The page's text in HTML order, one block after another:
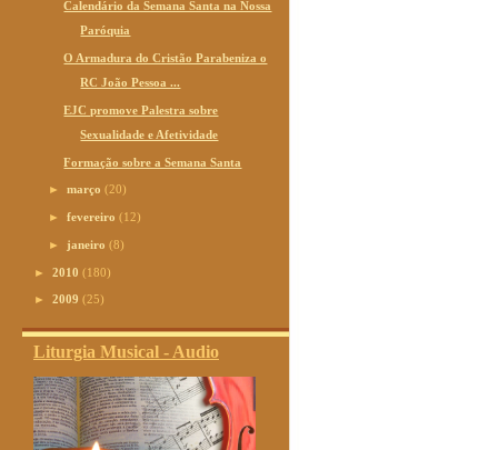
Calendário da Semana Santa na Nossa
Paróquia
O Armadura do Cristão Parabeniza o
RC João Pessoa ...
EJC promove Palestra sobre
Sexualidade e Afetividade
Formação sobre a Semana Santa
►março(20)
►fevereiro(12)
► janeiro(8)
► 2010 (180)
► 2009 (25)
Liturgia Musical - Audio